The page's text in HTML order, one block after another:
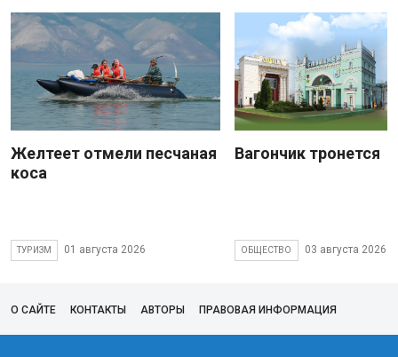
Желтеет отмели песчаная
коса
ТУРИЗМ 01 августа 2026
Вагончик тронется
ОБЩЕСТВО 03 августа 2026
О САЙТЕ КОНТАКТЫ АВТОРЫ ПРАВОВАЯ ИНФОРМАЦИЯ